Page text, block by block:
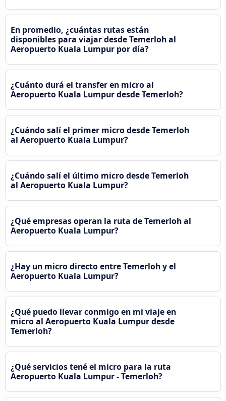
En promedio, ¿cuántas rutas están
disponibles para viajar desde Temerloh al
Aeropuerto Kuala Lumpur por día?
¿Cuánto durá el transfer en micro al
Aeropuerto Kuala Lumpur desde Temerloh?
¿Cuándo salí el primer micro desde Temerloh
al Aeropuerto Kuala Lumpur?
¿Cuándo salí el último micro desde Temerloh
al Aeropuerto Kuala Lumpur?
¿Qué empresas operan la ruta de Temerloh al
Aeropuerto Kuala Lumpur?
¿Hay un micro directo entre Temerloh y el
Aeropuerto Kuala Lumpur?
¿Qué puedo llevar conmigo en mi viaje en
micro al Aeropuerto Kuala Lumpur desde
Temerloh?
¿Qué servicios tené el micro para la ruta
Aeropuerto Kuala Lumpur - Temerloh?